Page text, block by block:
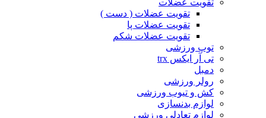
تقویت عضلات ( دست )
تقویت عضلات پا
تقویت عضلات شکم
توپ ورزشی
تی آر ایکس trx
دمبل
رولر ورزشی
کش و تیوب ورزشی
لوازم بدنسازی
لوازم تعادلی ورزشی